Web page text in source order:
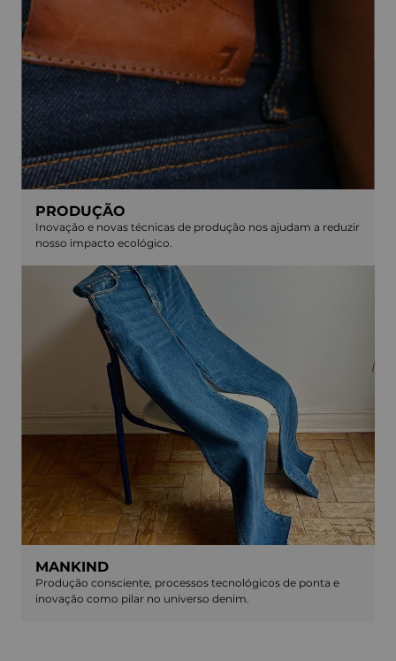
PRODUÇÃO
Inovação e novas técnicas de produção nos ajudam a reduzir
nosso impacto ecológico.
MANKIND
Produção consciente, processos tecnológicos de ponta e
inovação como pilar no universo denim.